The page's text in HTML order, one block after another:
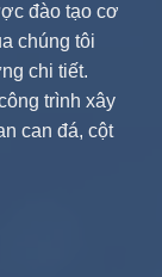
đào tạo cơ
chúng tôi
chi tiết.
trình xây
can đá, cột